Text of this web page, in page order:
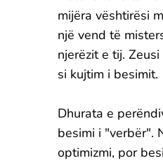
mijëra vështirësi
një vend të
njerëzit e tij.
si kujtim i besimit.
Dhurata e
besimi i "verbër".
optimizmi, por